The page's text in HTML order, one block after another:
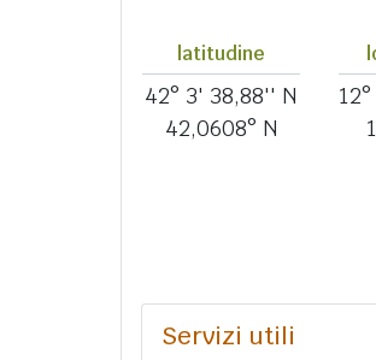
latitudine
42° 3' 38,88'' N
42,0608° N
Servizi utili